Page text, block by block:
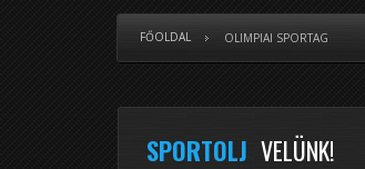
FŐOLDAL OLIMPIAI SPORTAG
SPORTOLJ VELÜNK!